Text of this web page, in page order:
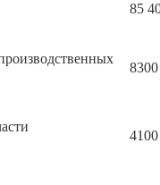
85
8300
4100